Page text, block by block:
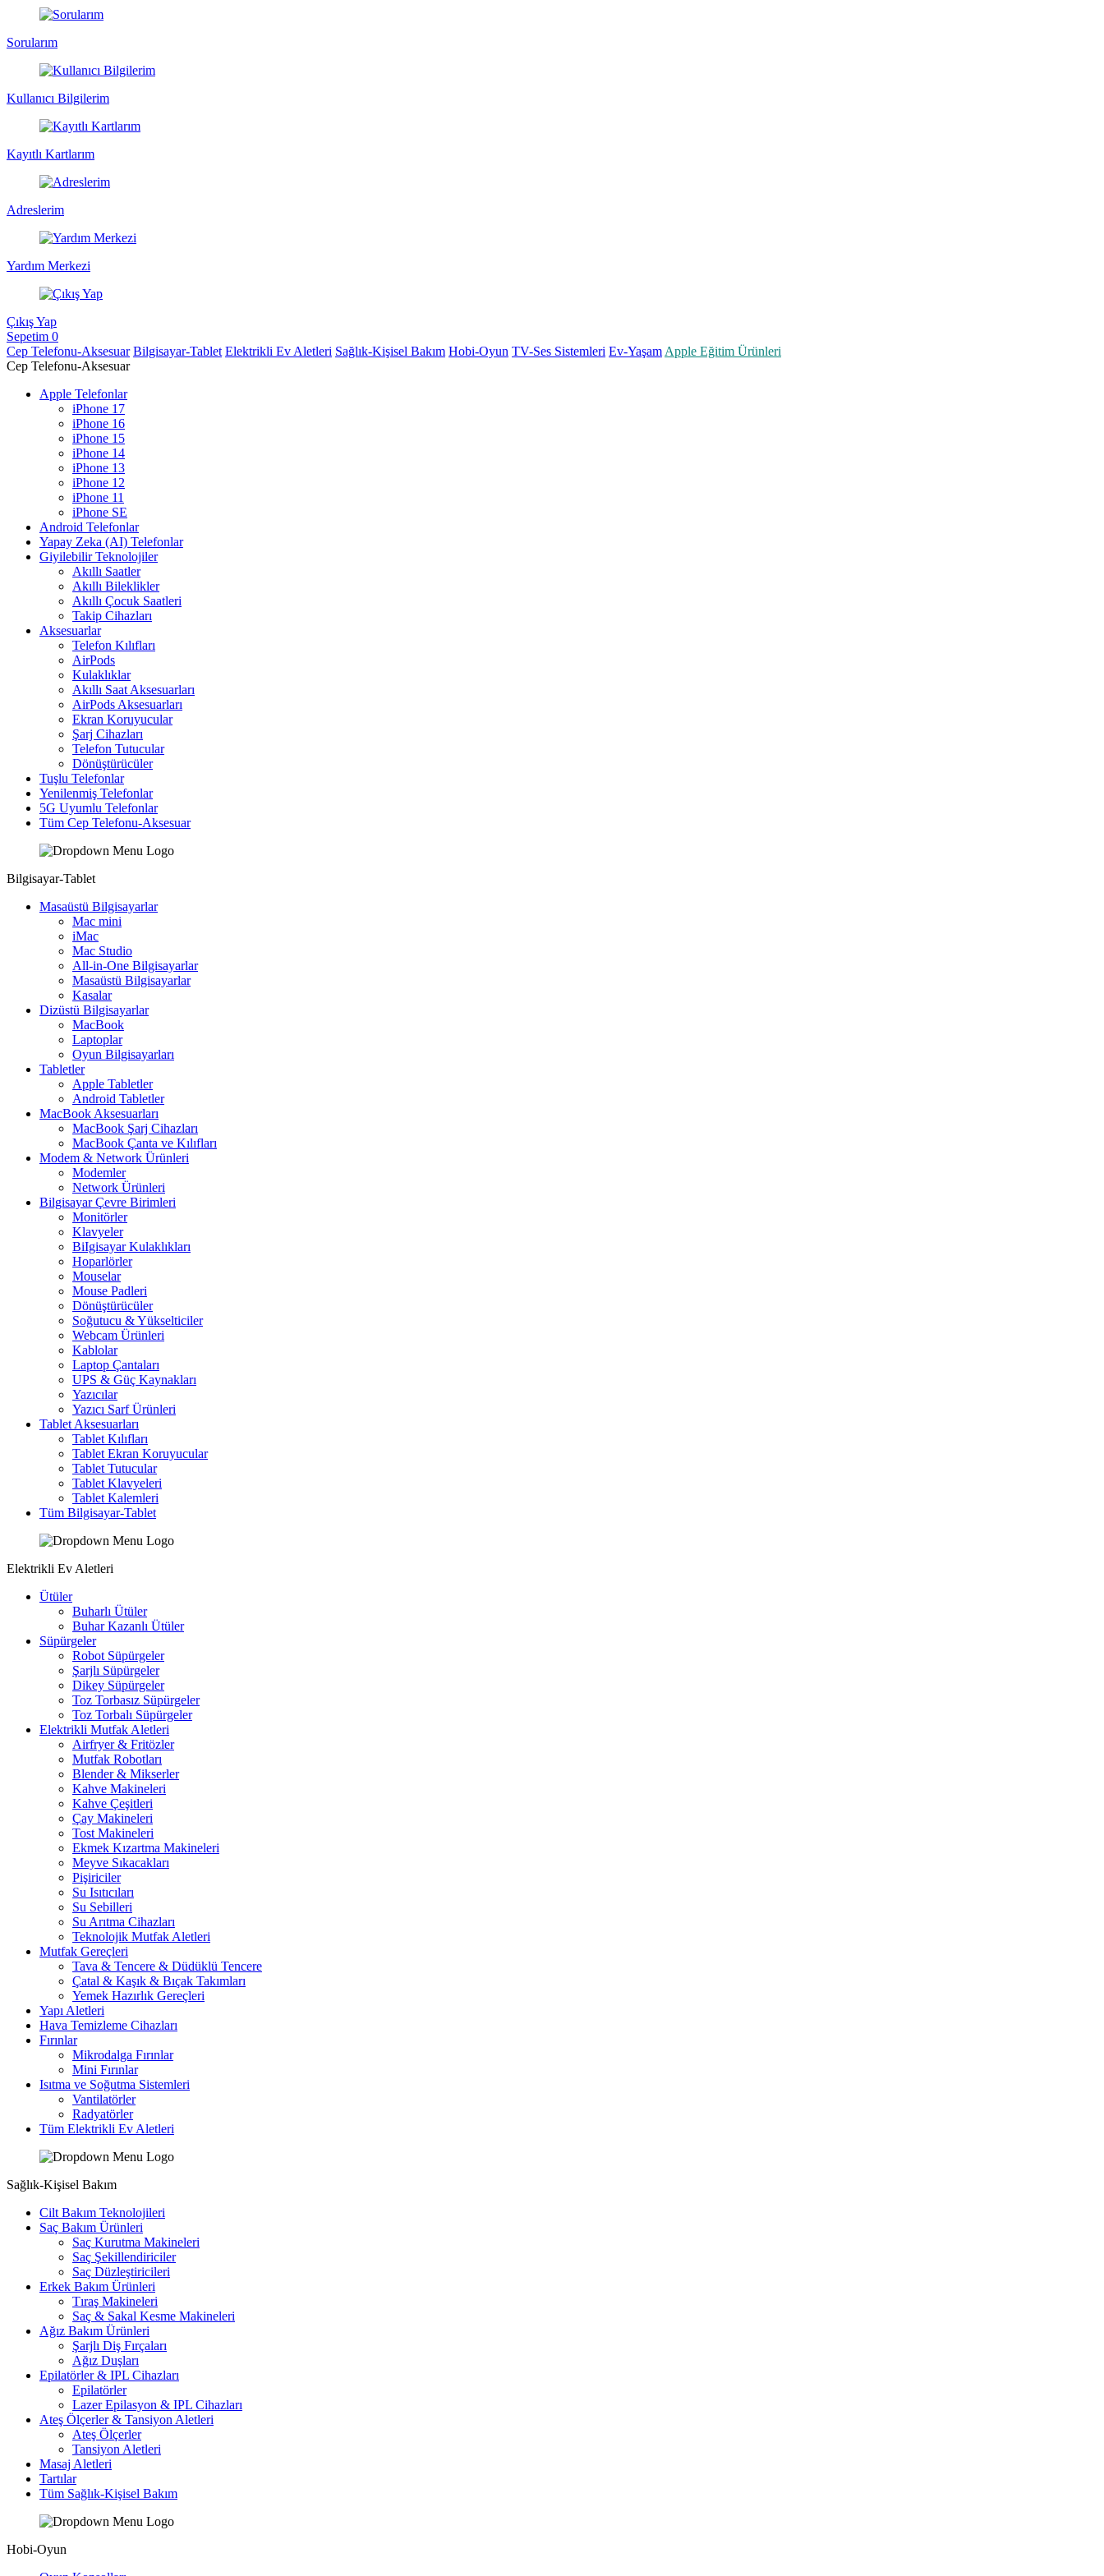
Sorularım
Kullanıcı Bilgilerim
Kayıtlı Kartlarım
Adreslerim
Yardım Merkezi
Çıkış Yap
Sepetim 0
Cep Telefonu-Aksesuar Bilgisayar-Tablet Elektrikli Ev Aletleri Sağlık-Kişisel Bakım Hobi-Oyun TV-Ses Sistemleri Ev-Yaşam Apple Eğitim Ürünleri
Cep Telefonu-Aksesuar
Apple Telefonlar
iPhone 17
iPhone 16
iPhone 15
iPhone 14
iPhone 13
iPhone 12
iPhone 11
iPhone SE
Android Telefonlar
Yapay Zeka (AI) Telefonlar
Giyilebilir Teknolojiler
Akıllı Saatler
Akıllı Bileklikler
Akıllı Çocuk Saatleri
Takip Cihazları
Aksesuarlar
Telefon Kılıfları
AirPods
Kulaklıklar
Akıllı Saat Aksesuarları
AirPods Aksesuarları
Ekran Koruyucular
Şarj Cihazları
Telefon Tutucular
Dönüştürücüler
Tuşlu Telefonlar
Yenilenmiş Telefonlar
5G Uyumlu Telefonlar
Tüm Cep Telefonu-Aksesuar
Bilgisayar-Tablet
Masaüstü Bilgisayarlar
Mac mini
iMac
Mac Studio
All-in-One Bilgisayarlar
Masaüstü Bilgisayarlar
Kasalar
Dizüstü Bilgisayarlar
MacBook
Laptoplar
Oyun Bilgisayarları
Tabletler
Apple Tabletler
Android Tabletler
MacBook Aksesuarları
MacBook Şarj Cihazları
MacBook Çanta ve Kılıfları
Modem & Network Ürünleri
Modemler
Network Ürünleri
Bilgisayar Çevre Birimleri
Monitörler
Klavyeler
BiIgisayar Kulaklıkları
Hoparlörler
Mouselar
Mouse Padleri
Dönüştürücüler
Soğutucu & Yükselticiler
Webcam Ürünleri
Kablolar
Laptop Çantaları
UPS & Güç Kaynakları
Yazıcılar
Yazıcı Sarf Ürünleri
Tablet Aksesuarları
Tablet Kılıfları
Tablet Ekran Koruyucular
Tablet Tutucular
Tablet Klavyeleri
Tablet Kalemleri
Tüm Bilgisayar-Tablet
Elektrikli Ev Aletleri
Ütüler
Buharlı Ütüler
Buhar Kazanlı Ütüler
Süpürgeler
Robot Süpürgeler
Şarjlı Süpürgeler
Dikey Süpürgeler
Toz Torbasız Süpürgeler
Toz Torbalı Süpürgeler
Elektrikli Mutfak Aletleri
Airfryer & Fritözler
Mutfak Robotları
Blender & Mikserler
Kahve Makineleri
Kahve Çeşitleri
Çay Makineleri
Tost Makineleri
Ekmek Kızartma Makineleri
Meyve Sıkacakları
Pişiriciler
Su Isıtıcıları
Su Sebilleri
Su Arıtma Cihazları
Teknolojik Mutfak Aletleri
Mutfak Gereçleri
Tava & Tencere & Düdüklü Tencere
Çatal & Kaşık & Bıçak Takımları
Yemek Hazırlık Gereçleri
Yapı Aletleri
Hava Temizleme Cihazları
Fırınlar
Mikrodalga Fırınlar
Mini Fırınlar
Isıtma ve Soğutma Sistemleri
Vantilatörler
Radyatörler
Tüm Elektrikli Ev Aletleri
Sağlık-Kişisel Bakım
Cilt Bakım Teknolojileri
Saç Bakım Ürünleri
Saç Kurutma Makineleri
Saç Şekillendiriciler
Saç Düzleştiricileri
Erkek Bakım Ürünleri
Tıraş Makineleri
Saç & Sakal Kesme Makineleri
Ağız Bakım Ürünleri
Şarjlı Diş Fırçaları
Ağız Duşları
Epilatörler & IPL Cihazları
Epilatörler
Lazer Epilasyon & IPL Cihazları
Ateş Ölçerler & Tansiyon Aletleri
Ateş Ölçerler
Tansiyon Aletleri
Masaj Aletleri
Tartılar
Tüm Sağlık-Kişisel Bakım
Hobi-Oyun